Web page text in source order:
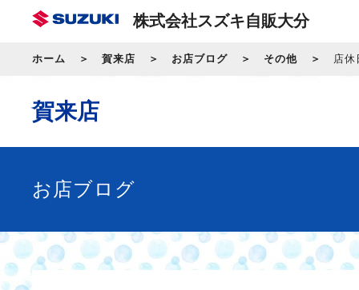
株式会社スズキ自販大分
ホーム 賀来店 お店ブログ その他 店休
賀来店
お店ブログ